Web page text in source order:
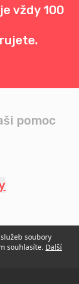
vždy 100
pomoc
soubory
souhlasíte. Další